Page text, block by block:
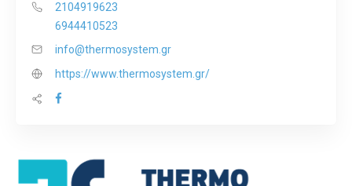
2104919623
6944410523
info@thermosystem.gr
https://www.thermosystem.gr/